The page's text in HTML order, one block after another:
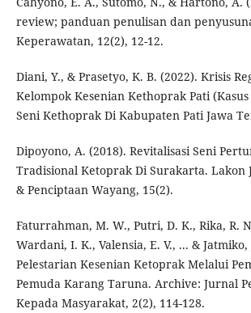
review; panduan penulisan dan
Keperawatan, 12(2), 12-12.
Diani, Y., & Prasetyo, K. B. (2022). Krisis
Kelompok Kesenian Kethoprak Pati
Seni Kethoprak Di Kabupaten Pati Jawa
Dipoyono, A. (2018). Revitalisasi Seni
Tradisional Ketoprak Di Surakarta. Lakon
& Penciptaan Wayang, 15(2).
Faturrahman, M. W., Putri, D. K., Rika, R.
Wardani, I. K., Valensia, E. V., ... & Jatmiko,
Pelestarian Kesenian Ketoprak Melalui
Pemuda Karang Taruna. Archive: Jurnal
Kepada Masyarakat, 2(2), 114-128.